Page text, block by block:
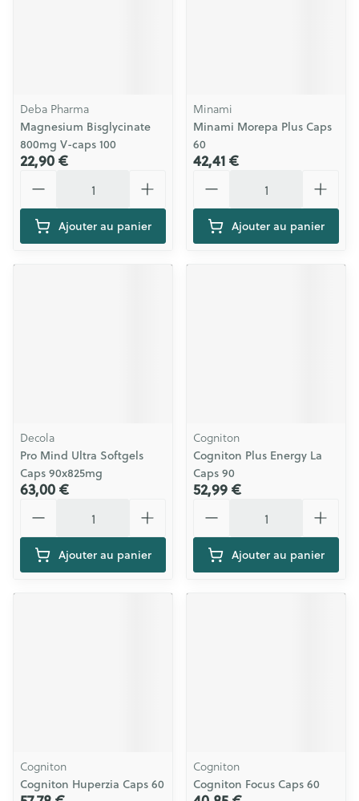
Deba Pharma
Magnesium Bisglycinate
800mg V-caps 100
22,90 €
Ajouter au panier
Minami
Minami Morepa Plus Caps
60
42,41 €
Ajouter au panier
Decola
Pro Mind Ultra Softgels
Caps 90x825mg
63,00 €
Ajouter au panier
Cogniton
Cogniton Plus Energy La
Caps 90
52,99 €
Ajouter au panier
Cogniton
Cogniton Huperzia Caps 60
Cogniton
Cogniton Focus Caps 60